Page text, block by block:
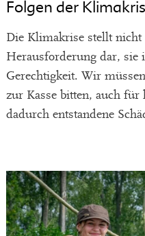
Folgen der
Die Klimakrise stellt nicht
Herausforderung dar, sie
Gerechtigkeit. Wir
zur Kasse bitten, auch
dadurch entstandene